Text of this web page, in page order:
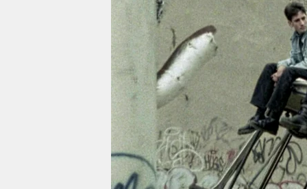
nord
wahrheit
verlag
verlag
veranstaltungen
shop